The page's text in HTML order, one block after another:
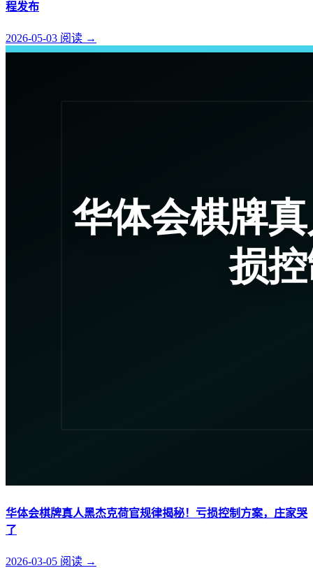
程发布
2026-05-03 阅读 →
华体会棋牌真人黑杰克荷官规律揭秘！亏损控制方案，庄家哭
了
2026-03-05 阅读 →